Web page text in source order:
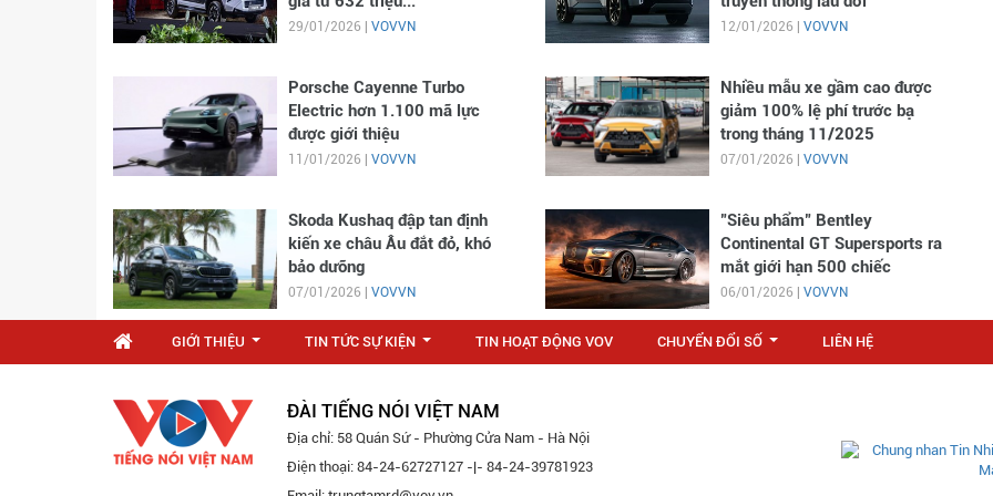
29/01/2026 | VOVVN 12/01/2026 | VOVVN
Porsche Cayenne Turbo
Electric hơn 1.100 mã lực
được giới thiệu
11/01/2026 | VOVVN
Nhiều mẫu xe gầm cao được
giảm 100% lệ phí trước bạ
trong tháng 11/2025
07/01/2026 | VOVVN
Skoda Kushaq đập tan định
kiến xe châu Âu đắt đỏ, khó
bảo dưỡng
07/01/2026 | VOVVN
"Siêu phẩm" Bentley
Continental GT Supersports ra
mắt giới hạn 500 chiếc
06/01/2026 | VOVVN
GIỚI THIỆU TIN TỨC SỰ KIỆN TIN HOẠT ĐỘNG VOV CHUYỂN ĐỔI SỐ LIÊN HỆ
ĐÀI TIẾNG NÓI VIỆT NAM
Địa chỉ: 58 Quán Sứ - Phường Cửa Nam - Hà Nội
Điện thoại: 84-24-62727127 -|- 84-24-39781923